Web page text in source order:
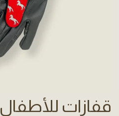
قفازات للأطفال